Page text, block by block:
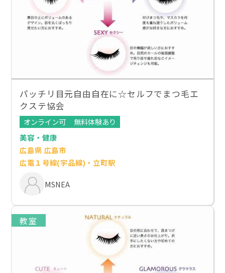
パッチリ目元自由自在に☆セルフでまつ毛エ
クステ協会
オンライン可
無料体験あり
美容・健康
広島県 広島市
広電１号線(宇品線)・立町駅
MSNEA
教室